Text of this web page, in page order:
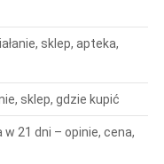
sklep, apteka,
sklep, gdzie kupić
21 dni – opinie, cena,